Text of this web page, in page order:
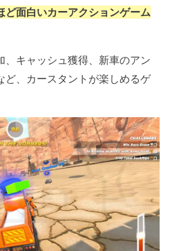
ど面白いカーアクションゲーム
、キャッシュ獲得、新車のアン
ど、カースタントが楽しめるゲ